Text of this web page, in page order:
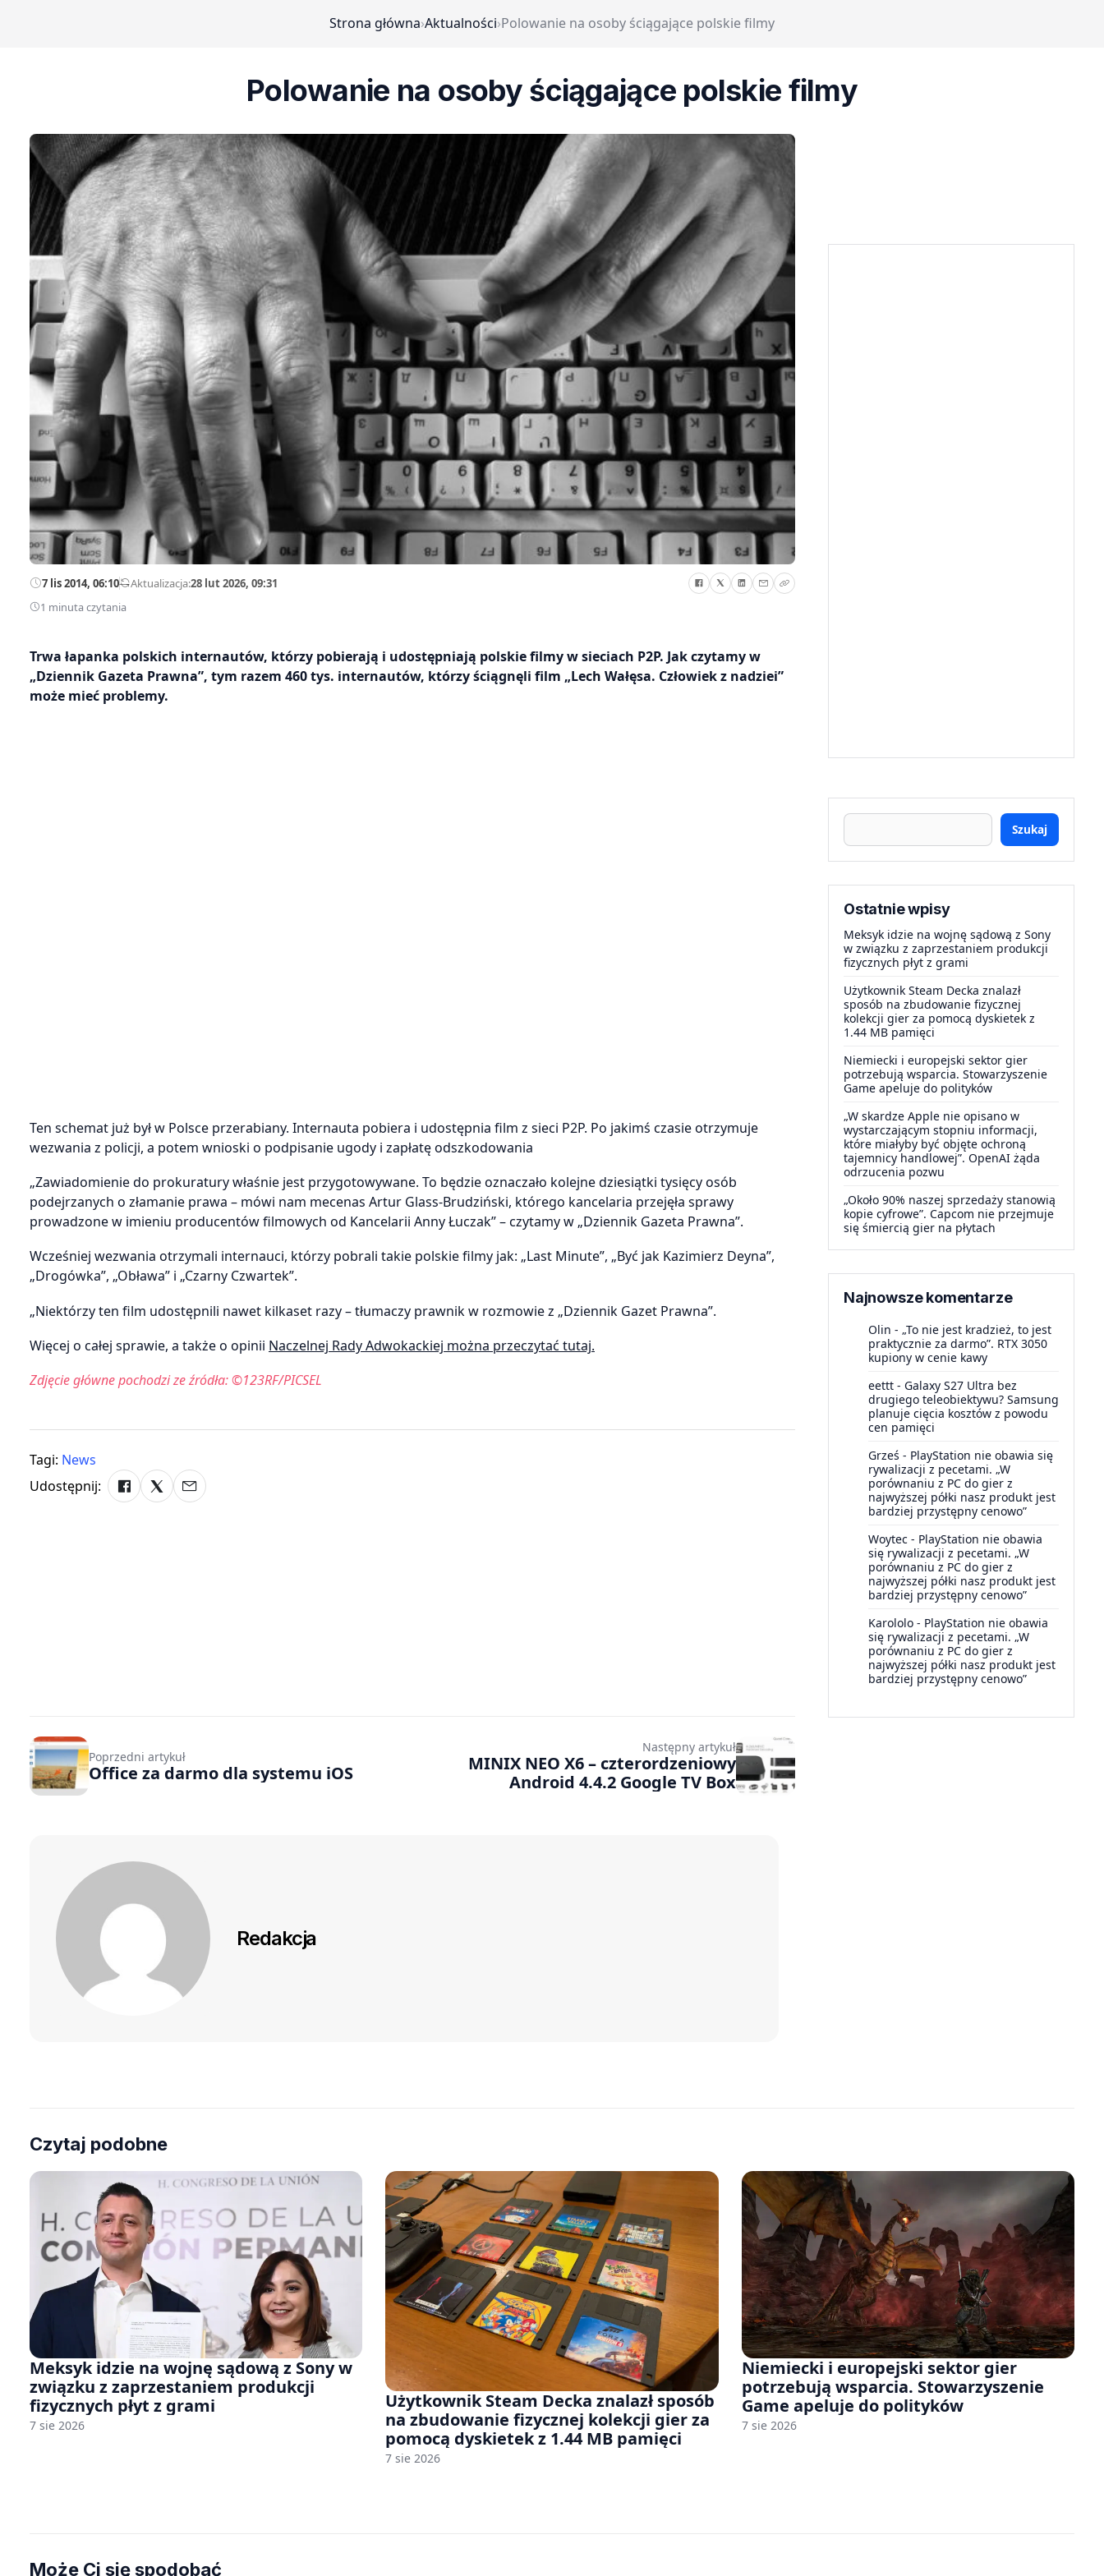
Strona główna›Aktualności›Polowanie na osoby ściągające polskie filmy
Polowanie na osoby ściągające polskie filmy
7 lis 2014, 06:10—Aktualizacja:28 lut 2026, 09:31
1 minuta czytania
Trwa łapanka polskich internautów, którzy pobierają i udostępniają polskie filmy w sieciach P2P. Jak czytamy w
„Dziennik Gazeta Prawna”, tym razem 460 tys. internautów, którzy ściągnęli film „Lech Wałęsa. Człowiek z nadziei”
może mieć problemy.
Ten schemat już był w Polsce przerabiany. Internauta pobiera i udostępnia film z sieci P2P. Po jakimś czasie otrzymuje
wezwania z policji, a potem wnioski o podpisanie ugody i zapłatę odszkodowania
„Zawiadomienie do prokuratury właśnie jest przygotowywane. To będzie oznaczało kolejne dziesiątki tysięcy osób
podejrzanych o złamanie prawa – mówi nam mecenas Artur Glass-Brudziński, którego kancelaria przejęła sprawy
prowadzone w imieniu producentów filmowych od Kancelarii Anny Łuczak” – czytamy w „Dziennik Gazeta Prawna”.
Wcześniej wezwania otrzymali internauci, którzy pobrali takie polskie filmy jak: „Last Minute”, „Być jak Kazimierz Deyna”,
„Drogówka”, „Obława” i „Czarny Czwartek”.
„Niektórzy ten film udostępnili nawet kilkaset razy – tłumaczy prawnik w rozmowie z „Dziennik Gazet Prawna”.
Więcej o całej sprawie, a także o opinii Naczelnej Rady Adwokackiej można przeczytać tutaj.
Zdjęcie główne pochodzi ze źródła: ©123RF/PICSEL
Tagi: News
Udostępnij:
Szukaj
Ostatnie wpisy
Meksyk idzie na wojnę sądową z Sony
w związku z zaprzestaniem produkcji
fizycznych płyt z grami
Użytkownik Steam Decka znalazł
sposób na zbudowanie fizycznej
kolekcji gier za pomocą dyskietek z
1.44 MB pamięci
Niemiecki i europejski sektor gier
potrzebują wsparcia. Stowarzyszenie
Game apeluje do polityków
„W skardze Apple nie opisano w
wystarczającym stopniu informacji,
które miałyby być objęte ochroną
tajemnicy handlowej”. OpenAI żąda
odrzucenia pozwu
„Około 90% naszej sprzedaży stanowią
kopie cyfrowe”. Capcom nie przejmuje
się śmiercią gier na płytach
Najnowsze komentarze
Olin - „To nie jest kradzież, to jest
praktycznie za darmo”. RTX 3050
kupiony w cenie kawy
eettt - Galaxy S27 Ultra bez
drugiego teleobiektywu? Samsung
planuje cięcia kosztów z powodu
cen pamięci
Grześ - PlayStation nie obawia się
rywalizacji z pecetami. „W
porównaniu z PC do gier z
najwyższej półki nasz produkt jest
bardziej przystępny cenowo”
Woytec - PlayStation nie obawia
się rywalizacji z pecetami. „W
porównaniu z PC do gier z
najwyższej półki nasz produkt jest
bardziej przystępny cenowo”
Karololo - PlayStation nie obawia
się rywalizacji z pecetami. „W
porównaniu z PC do gier z
najwyższej półki nasz produkt jest
bardziej przystępny cenowo”
Poprzedni artykuł
Office za darmo dla systemu iOS
Następny artykuł
MINIX NEO X6 – czterordzeniowy
Android 4.4.2 Google TV Box
Redakcja
Czytaj podobne
Meksyk idzie na wojnę sądową z Sony w
związku z zaprzestaniem produkcji
fizycznych płyt z grami
7 sie 2026
Użytkownik Steam Decka znalazł sposób
na zbudowanie fizycznej kolekcji gier za
pomocą dyskietek z 1.44 MB pamięci
7 sie 2026
Niemiecki i europejski sektor gier
potrzebują wsparcia. Stowarzyszenie
Game apeluje do polityków
7 sie 2026
Może Ci się spodobać